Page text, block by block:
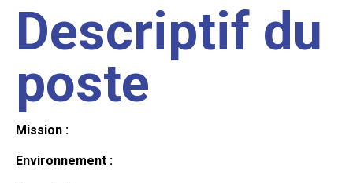
Descriptif du
poste
Mission :
Environnement :